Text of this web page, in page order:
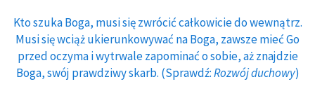
Kto szuka Boga, musi się zwrócić całkowicie do wewnątrz.
Musi się wciąż ukierunkowywać na Boga, zawsze mieć Go
przed oczyma i wytrwale zapominać o sobie, aż znajdzie
Boga, swój prawdziwy skarb. (Sprawdź:Rozwój duchowy)